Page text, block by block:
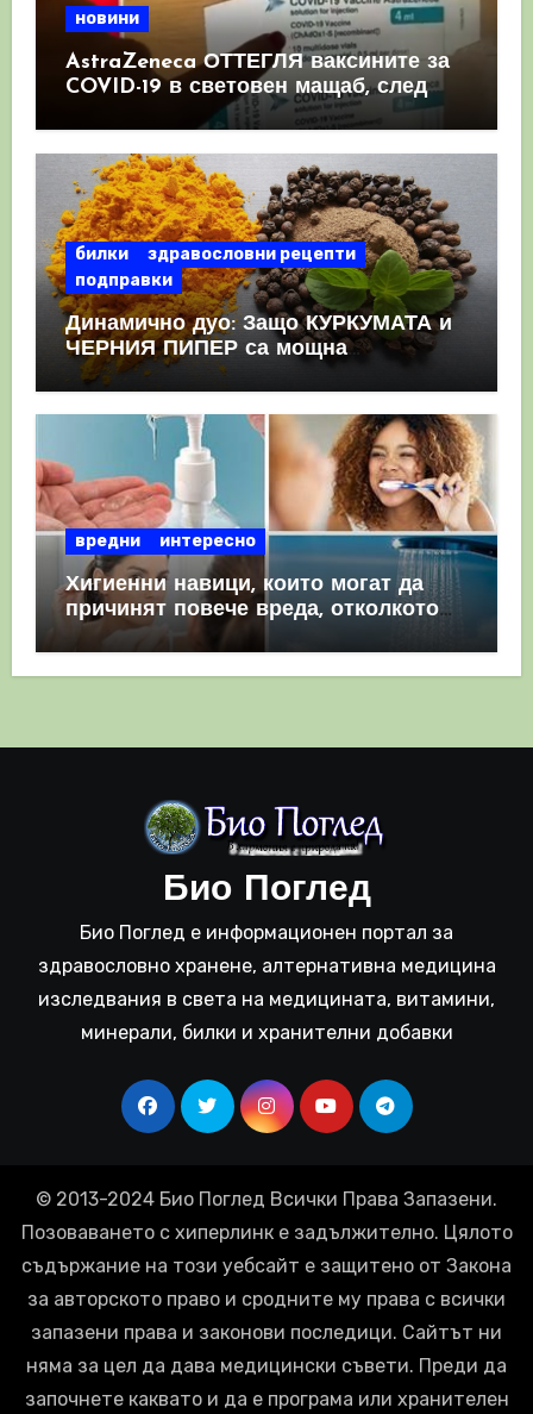
новини
AstraZeneca ОТТЕГЛЯ ваксините за
COVID-19 в световен мащаб, след
като призна, че те причиняват
билки
здравословни рецепти
подправки
Динамично дуо: Защо КУРКУМАТА и
ЧЕРНИЯ ПИПЕР са мощна
комбинация
вредни интересно
Хигиенни навици, които могат да
причинят повече вреда, отколкото
полза
Био Поглед
Био Поглед е информационен портал за
здравословно хранене, алтернативна медицина
изследвания в света на медицината, витамини,
минерали, билки и хранителни добавки
© 2013-2024 Био Поглед Всички Права Запазени.
Позоваването с хиперлинк е задължително. Цялото
съдържание на този уебсайт е защитено от Закона
за авторското право и сродните му права с всички
запазени права и законови последици. Сайтът ни
няма за цел да дава медицински съвети. Преди да
започнете каквато и да е програма или хранителен